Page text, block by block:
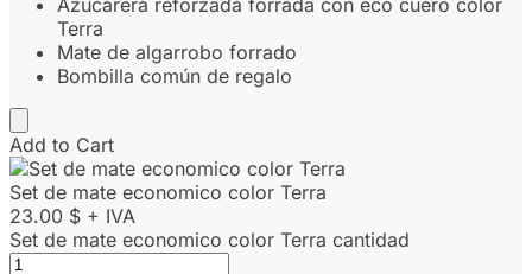
Azucarera reforzada forrada con eco cuero color
Terra
Mate de algarrobo forrado
Bombilla común de regalo
Add to Cart
Set de mate economico color Terra
23.00 $ + IVA
Set de mate economico color Terra cantidad